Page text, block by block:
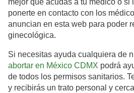
mejor que acudas a tu médico o si
ponerte en contacto con los
anuncian en esta web para poder
ginecológica.
Si necesitas ayuda cualquiera de
abortar en México CDMX podrá
de todos los permisos sanitarios.
y recibirás un trato personal y